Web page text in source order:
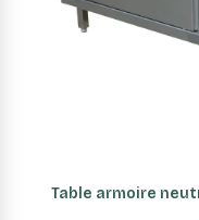
Table armoire